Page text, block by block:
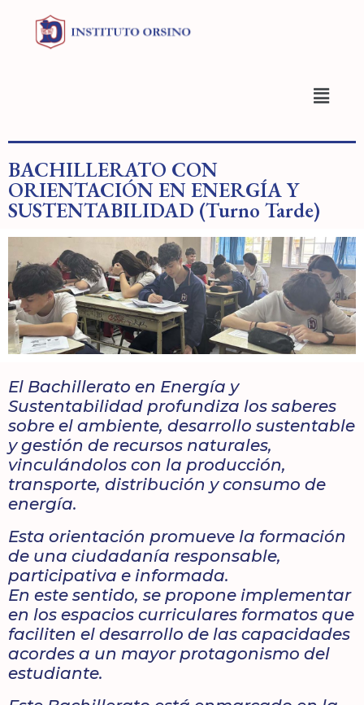
BACHILLERATO CON
ORIENTACIÓN EN ENERGÍA Y
SUSTENTABILIDAD (Turno Tarde)
El Bachillerato en Energía y
Sustentabilidad profundiza los saberes
sobre el ambiente, desarrollo sustentable
y gestión de recursos naturales,
vinculándolos con la producción,
transporte, distribución y consumo de
energía.
Esta orientación promueve la formación
de una ciudadanía responsable,
participativa e informada.
En este sentido, se propone implementar
en los espacios curriculares formatos que
faciliten el desarrollo de las capacidades
acordes a un mayor protagonismo del
estudiante.